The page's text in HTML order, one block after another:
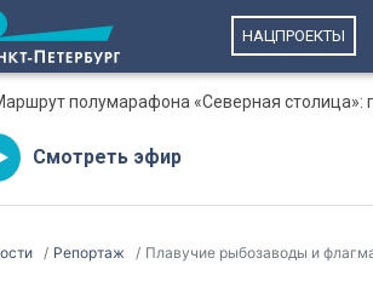
НАЦПРОЕКТЫ
полумарафона «Северная столица»:
Смотреть эфир
Репортаж Плавучие рыбозаводы и